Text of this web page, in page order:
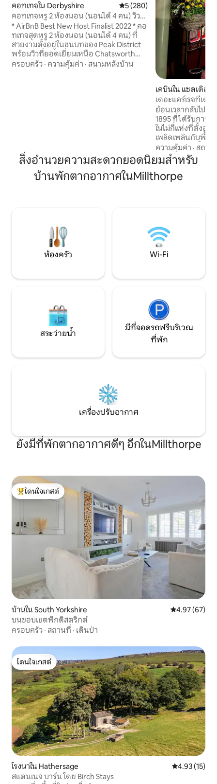
คอทเทจใน Derbyshire คะแนนเฉลี่ย 5 จาก 5, 280 รีวิว
5 (280)
คอทเทจหรู 2 ห้องนอน (นอนได้ 4 คน) วิว
สวย
* AirBnB Best New Host Finalist 2022 * คอ
ทเทจสุดหรู 2 ห้องนอน (นอนได้ 4 คน) ที่
สวยงามตั้งอยู่ในชนบทของ Peak District
พร้อมวิวที่ยอดเยี่ยมเหนือ Chatsworth
House การรับประทานอาหารกลางแจ้ง
สัตว์ในฟาร์มที่จอดรถส่วนตัว (พร้อมการ
ครอบครัว · ความคุ้มค่า · สนามหลังบ้าน
เคบินใน แซดเดิลเวิ
เดอะแคร์เรจที่เดอ
ย้อนเวลากลับไปใ
1895 ที่ได้รับการ
ในไม่กี่แห่งที่ตั้งอยู่
เพลิดเพลินกับพื้น
สวยงามห้องน้ำห้อ
นอนสบายทำให้น
แซดเดิลเวิร์ธมีชื่อ
วิวและหมู่บ้านที่สว
คุณจะได้พบกับกา
ความคุ้มค่า · สถาน
สิ่งอำนวยความสะดวกยอดนิยมสำหรับ
บ้านพักตากอากาศในMillthorpe
ห้องครัว Wi-Fi
สระว่ายน้ำ
มีที่จอดรถฟรีบริเวณ
ที่พัก
เครื่องปรับอากาศ
ยังมีที่พักตากอากาศดีๆ อีกในMillthorpe
โดนใจเกสต์ที่สุด
โดนใจเกสต์
บ้านใน South Yorkshire คะแนนเฉลี่ย
4.97 (67)
บนขอบเขตพีกดิสตริกต์
ครอบครัว · สถานที่ · เดินป่า
โดนใจเกสต์
โดนใจเกสต์
โรงนาใน Hathersage คะแนนเฉลี่ย
4.93 (15)
สแตนเนจ บาร์น โดย Birch Stays